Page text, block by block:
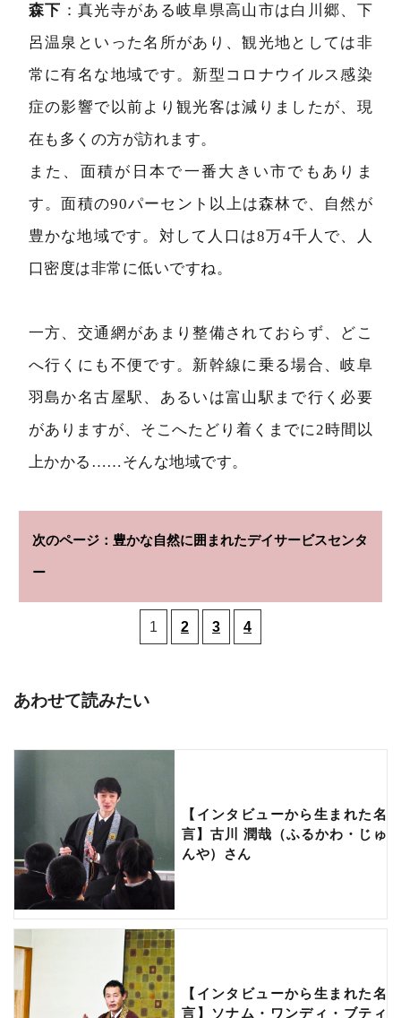
森下 ：真光寺がある岐阜県高山市は白川郷、下
呂温泉といった名所があり、観光地としては非
常に有名な地域です。新型コロナウイルス感染
症の影響で以前より観光客は減りましたが、現
在も多くの方が訪れます。
また、面積が日本で一番大きい市でもありま
す。面積の90パーセント以上は森林で、自然が
豊かな地域です。対して人口は8万4千人で、人
口密度は非常に低いですね。
一方、交通網があまり整備されておらず、どこ
へ行くにも不便です。新幹線に乗る場合、岐阜
羽島か名古屋駅、あるいは富山駅まで行く必要
がありますが、そこへたどり着くまでに2時間以
上かかる……そんな地域です。
豊かな自然に囲まれたデイサービスセンタ
ー
1 2 3 4
あわせて読みたい
【インタビューから生まれた名
言】古川 潤哉（ふるかわ・じゅ
んや）さん
【インタビューから生まれた名
言】ソナム・ワンディ・ブティ